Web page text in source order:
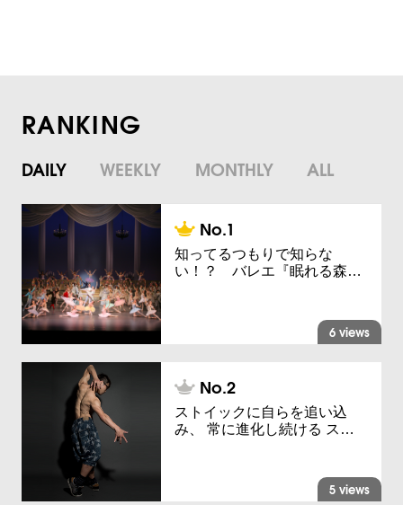
RANKING
DAILY WEEKLY MONTHLY ALL
知ってるつもりで知らな
い！？ バレエ『眠れる森…
6 views
ストイックに自らを追い込
み、 常に進化し続ける ス…
5 views